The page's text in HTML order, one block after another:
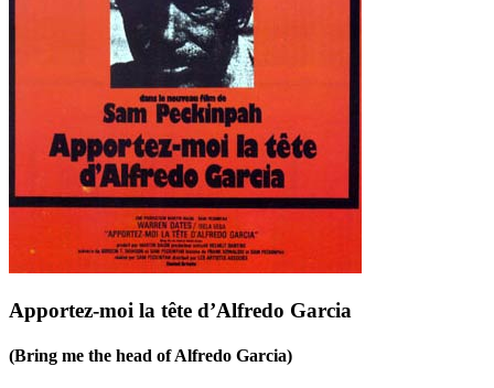
Apportez-moi la tête d’Alfredo Garcia
(Bring me the head of Alfredo Garcia)